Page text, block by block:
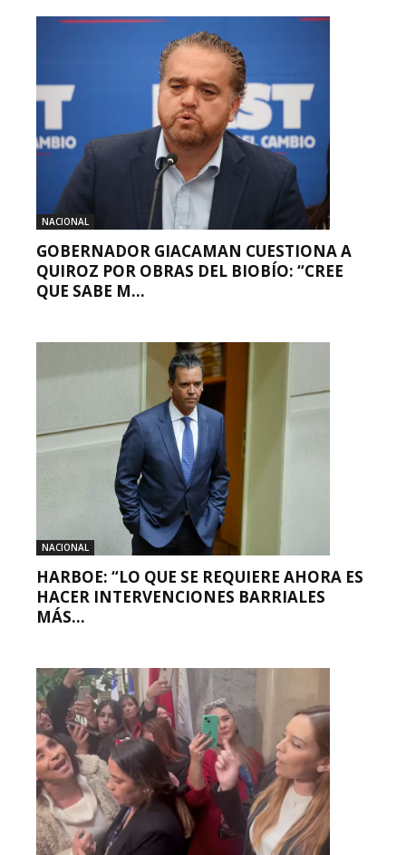
NACIONAL
GOBERNADOR GIACAMAN CUESTIONA A
QUIROZ POR OBRAS DEL BIOBÍO: “CREE
QUE SABE M...
NACIONAL
HARBOE: “LO QUE SE REQUIERE AHORA ES
HACER INTERVENCIONES BARRIALES
MÁS...